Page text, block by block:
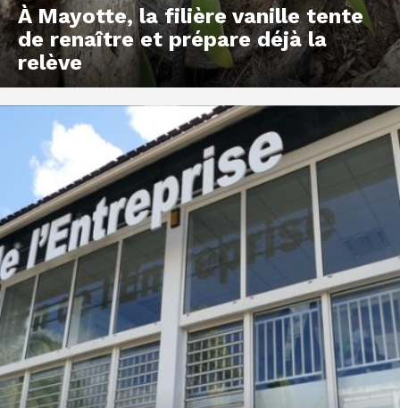
À Mayotte, la filière vanille tente
de renaître et prépare déjà la
relève